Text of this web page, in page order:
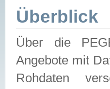
Überblick
Über die
Angebote mit
Rohdaten